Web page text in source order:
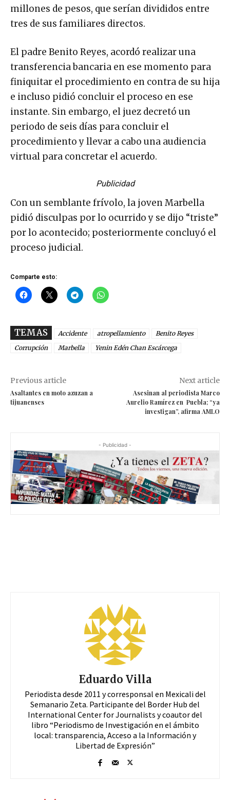
millones de pesos, que serían divididos entre
tres de sus familiares directos.
El padre Benito Reyes, acordó realizar una
transferencia bancaria en ese momento para
finiquitar el procedimiento en contra de su hija
e incluso pidió concluir el proceso en ese
instante. Sin embargo, el juez decretó un
periodo de seis días para concluir el
procedimiento y llevar a cabo una audiencia
virtual para concretar el acuerdo.
Publicidad
Con un semblante frívolo, la joven Marbella
pidió disculpas por lo ocurrido y se dijo “triste”
por lo acontecido; posteriormente concluyó el
proceso judicial.
Comparte esto:
TEMAS Accidente atropellamiento
Benito Reyes
Corrupción
Marbella Yenin Edén Chan Escárcega
Previous article
Asaltantes en moto azuzan a
tijuanenses
Next article
Asesinan al periodista Marco
Aurelio Ramírez en Puebla; “ya
investigan”, afirma AMLO
- Publicidad -
Eduardo Villa
Periodista desde 2011 y corresponsal en Mexicali del
Semanario Zeta. Participante del Border Hub del
International Center for Journalists y coautor del
libro “Periodismo de Investigación en el ámbito
local: transparencia, Acceso a la Información y
Libertad de Expresión”